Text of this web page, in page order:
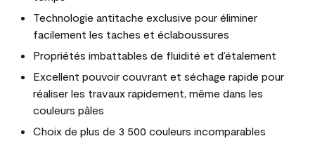
Technologie antitache exclusive pour éliminer
facilement les taches et éclaboussures
Propriétés imbattables de fluidité et d’étalement
Excellent pouvoir couvrant et séchage rapide pour
réaliser les travaux rapidement, même dans les
couleurs pâles
Choix de plus de 3 500 couleurs incomparables